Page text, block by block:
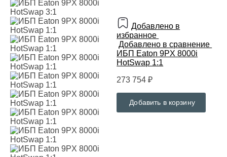
Добавлено в
избранное
Добавлено в сравнение
ИБП Eaton 9PX 8000i
HotSwap 1:1
273 754 ₽
Добавить в корзину